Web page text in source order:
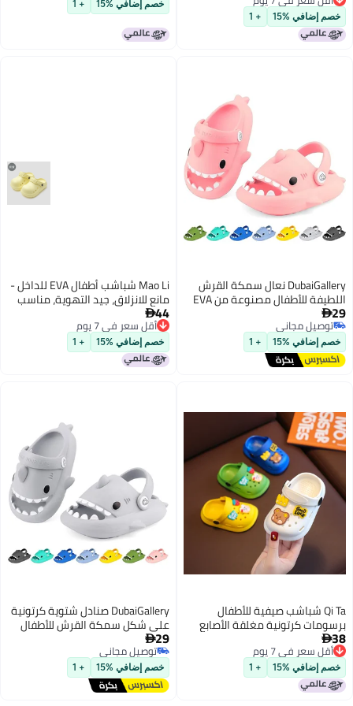
أقل سعر في 7 يوم
إضافي %15 + 1
خصم إضافي %15 + 1
DubaiGallery نعال سمكة القرش
اللطيفة للأطفال مصنوعة من EVA
ومريحة مضادة للانزلاق
الوزن للأجواء الصيفية
والخارجية، أحذية شاطئية

توصيل مجاني
توصيل مجاني
إضافي %15 + 1
Mao Li شباشب أطفال EVA للداخل -
مانع للانزلاق، جيد التهوية، مناسب
لجميع الفصول

أقل سعر في 7 يوم
أقل سعر في 7 يوم
خصم إضافي %15 + 1
Qi Ta شباشب صيفية للأطفال
كرتونية مغلقة الأصابع
للانزلاق للفتيان والفتيات
أقل سعر في 7 يوم
أقل سعر في 7 يوم
إضافي %15 + 1
DubaiGallery صنادل شتوية كرتونية
على شكل سمكة القرش للأطفال
الناعمة والمقاومة للماء، خفيفة
الوزن ومريحة ومقاومة للانزلاق،
للأزياء الصيفية العادية للأطفال

توصيل مجاني
توصيل مجاني
خصم إضافي %15 + 1